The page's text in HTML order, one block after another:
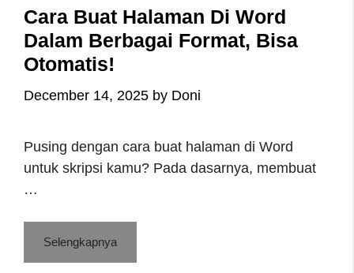
Cara Buat Halaman Di Word
Dalam Berbagai Format, Bisa
Otomatis!
December 14, 2025 by Doni
Pusing dengan cara buat halaman di Word
untuk skripsi kamu? Pada dasarnya, membuat
…
Selengkapnya